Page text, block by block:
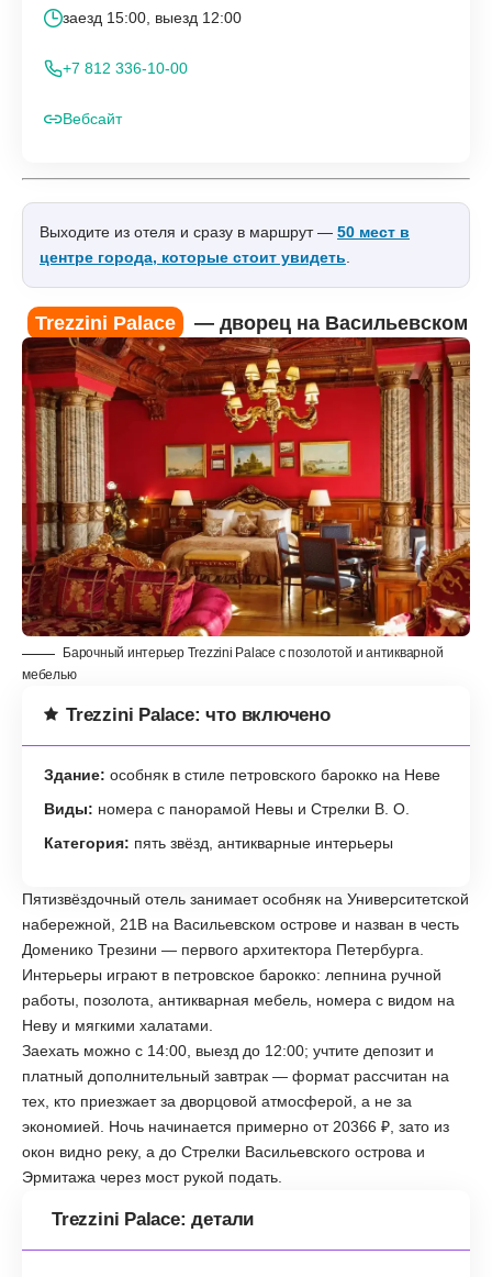
заезд 15:00, выезд 12:00
+7 812 336-10-00
Вебсайт
Выходите из отеля и сразу в маршрут — 50 мест в
центре города, которые стоит увидеть
Trezzini Palace — дворец на Васильевском
Барочный интерьер Trezzini Palace с позолотой и антикварной
мебелью
Trezzini Palace: что включено
Здание: особняк в стиле петровского барокко на Неве
Виды: номера с панорамой Невы и Стрелки В. О.
Категория: пять звёзд, антикварные интерьеры
Пятизвёздочный отель занимает особняк на Университетской
набережной, 21В на Васильевском острове и назван в честь
Доменико Трезини — первого архитектора Петербурга.
Интерьеры играют в петровское барокко: лепнина ручной
работы, позолота, антикварная мебель, номера с видом на
Неву и мягкими халатами.
Заехать можно с 14:00, выезд до 12:00; учтите депозит и
платный дополнительный завтрак — формат рассчитан на
тех, кто приезжает за дворцовой атмосферой, а не за
экономией. Ночь начинается примерно от 20366 ₽, зато из
окон видно реку, а до Стрелки Васильевского острова и
Эрмитажа через мост рукой подать.
Trezzini Palace: детали